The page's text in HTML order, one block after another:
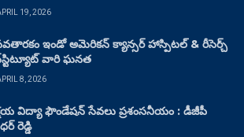
19, 2026
ఇండో అమెరికన్ క్యాన్సర్ హాస్పిటల్ & రీసెర్చ్
వారి ఘనత
8, 2026
విద్యా ఫౌండేషన్ సేవలు ప్రశంసనీయం : డీజీపీ
రెడ్డి